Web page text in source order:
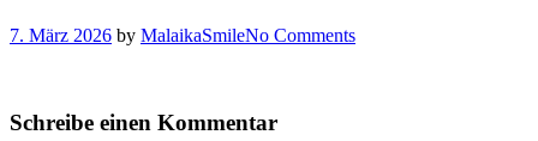
7. März 2026 by MalaikaSmileNo Comments
Schreibe einen Kommentar